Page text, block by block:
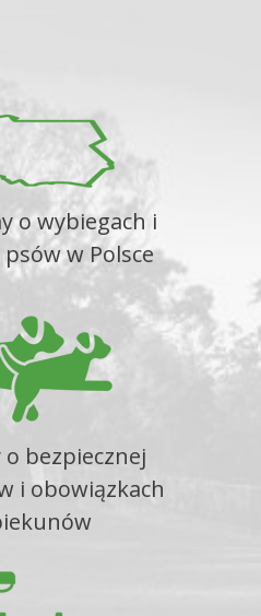
o wybiegach i
w Polsce
bezpiecznej
i obowiązkach